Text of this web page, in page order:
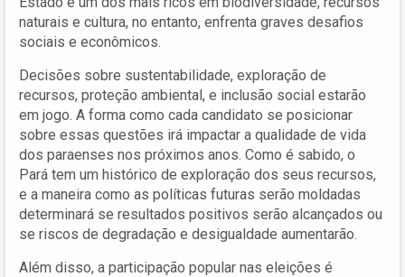
naturais e cultura, no entanto, enfrenta graves desafios
sociais e econômicos.
Decisões sobre sustentabilidade, exploração de
recursos, proteção ambiental, e inclusão social estarão
em jogo. A forma como cada candidato se posicionar
sobre essas questões irá impactar a qualidade de vida
dos paraenses nos próximos anos. Como é sabido, o
Pará tem um histórico de exploração dos seus recursos,
e a maneira como as políticas futuras serão moldadas
determinará se resultados positivos serão alcançados ou
se riscos de degradação e desigualdade aumentarão.
Além disso, a participação popular nas eleições é